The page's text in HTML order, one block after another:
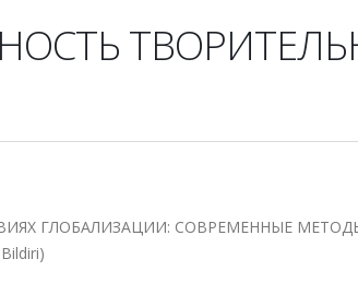
ГЛОБАЛИЗАЦИИ: СОВРЕМЕННЫЕ